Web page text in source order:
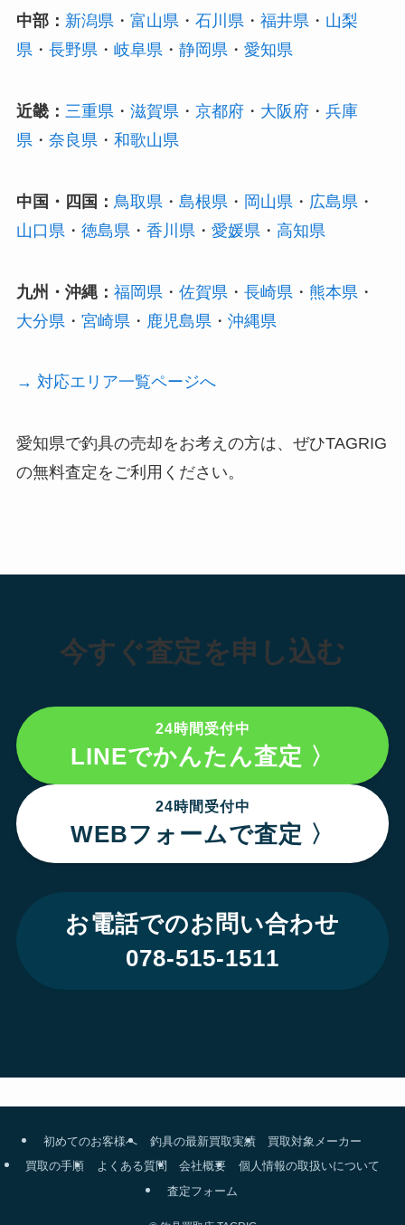
中部： 新潟県・ 富山県・ 石川県・ 福井県・ 山梨
県・ 長野県・ 岐阜県・ 静岡県・ 愛知県
近畿： 三重県 ・ 滋賀県 ・ 京都府・ 大阪府・ 兵庫
県 ・ 奈良県 ・ 和歌山県
中国・四国： 鳥取県 ・ 島根県 ・ 岡山県 ・ 広島県 ・
山口県 ・ 徳島県 ・ 香川県 ・ 愛媛県 ・ 高知県
九州・沖縄： 福岡県 ・ 佐賀県 ・ 長崎県 ・ 熊本県 ・
大分県 ・ 宮崎県 ・ 鹿児島県 ・ 沖縄県
→ 対応エリア一覧ページへ
愛知県で釣具の売却をお考えの方は、ぜひTAGRIG
の無料査定をご利用ください。
今すぐ査定を申し込む
24時間受付中
LINEでかんたん査定 〉
24時間受付中
WEBフォームで査定 〉
お電話でのお問い合わせ
078-515-1511
初めてのお客様へ 釣具の最新買取実績
買取対象メーカー
買取の手順
よくある質問 会社概要
個人情報の取扱いについて
査定フォーム